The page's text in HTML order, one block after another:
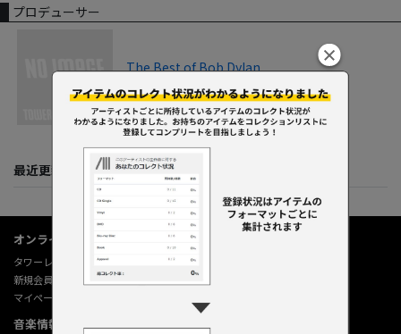
プロデューサー
The Best of Bob Dylan
2008
最近更新してくれた人たち
オンラインショップ情報
タワーレコード オンライン
新規会員登録
マイページ
音楽情報データベース